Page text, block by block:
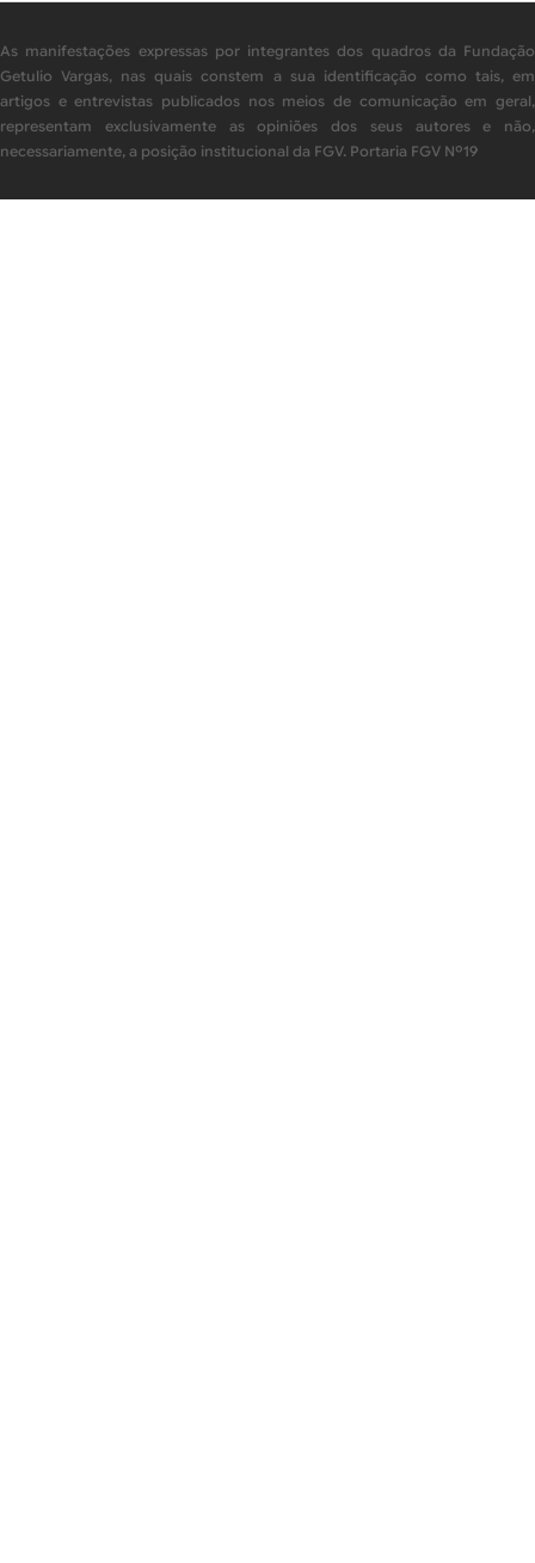
As manifestações expressas por integrantes dos quadros da Fundação
Getulio Vargas, nas quais constem a sua identificação como tais, em
artigos e entrevistas publicados nos meios de comunicação em geral,
representam exclusivamente as opiniões dos seus autores e não,
necessariamente, a posição institucional da FGV. Portaria FGV Nº19